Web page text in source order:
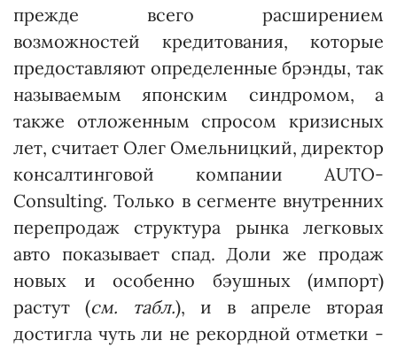
прежде всего расширением
возможностей кредитования, которые
предоставляют определенные брэнды, так
называемым японским синдромом, а
также отложенным спросом кризисных
лет, считает Олег Омельницкий, директор
консалтинговой компании AUTO-
Consulting. Только в сегменте внутренних
перепродаж структура рынка легковых
авто показывает спад. Доли же продаж
новых и особенно бэушных (импорт)
растут (см. табл.), и в апреле вторая
достигла чуть ли не рекордной отметки -